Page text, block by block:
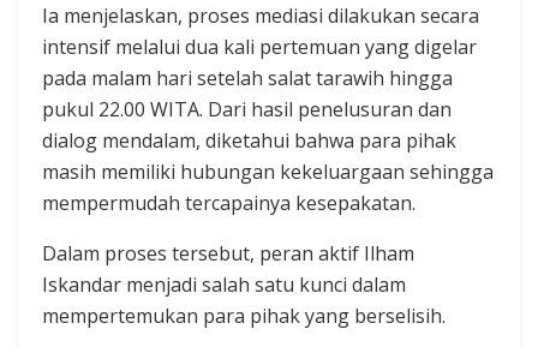
Ia menjelaskan, proses mediasi dilakukan secara
intensif melalui dua kali pertemuan yang digelar
pada malam hari setelah salat tarawih hingga
pukul 22.00 WITA. Dari hasil penelusuran dan
dialog mendalam, diketahui bahwa para pihak
masih memiliki hubungan kekeluargaan sehingga
mempermudah tercapainya kesepakatan.
Dalam proses tersebut, peran aktif Ilham
Iskandar menjadi salah satu kunci dalam
mempertemukan para pihak yang berselisih.